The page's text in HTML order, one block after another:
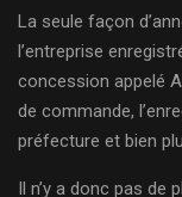
La seule façon
l’entreprise
concession appelé
de commande,
préfecture et bien
Il n’y a donc pas de